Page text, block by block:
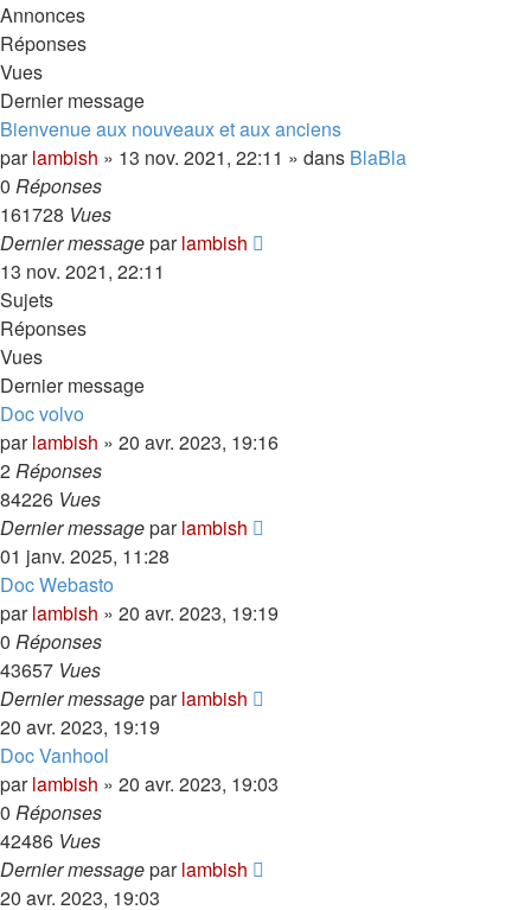
Annonces
Réponses
Vues
Dernier message
Bienvenue aux nouveaux et aux anciens
parlambish » 13 nov. 2021, 22:11 » dans BlaBla
0 Réponses
161728 Vues
Dernier messageparlambish
13 nov. 2021, 22:11
Sujets
Réponses
Vues
Dernier message
Doc volvo
parlambish » 20 avr. 2023, 19:16
2Réponses
84226 Vues
Dernier messageparlambish
01 janv. 2025, 11:28
Doc Webasto
parlambish » 20 avr. 2023, 19:19
0 Réponses
43657 Vues
Dernier messageparlambish
20 avr. 2023, 19:19
Doc Vanhool
parlambish » 20 avr. 2023, 19:03
0 Réponses
42486 Vues
Dernier messageparlambish
20 avr. 2023, 19:03